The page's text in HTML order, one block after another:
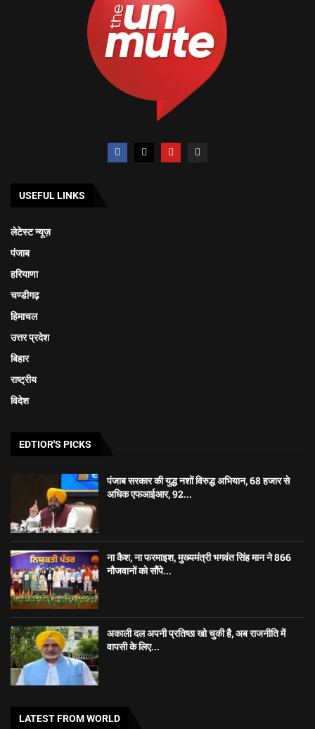
USEFUL LINKS
लेटेस्ट न्यूज़
पंजाब
हरियाणा
चण्डीगढ़
हिमाचल
उत्तर प्रदेश
बिहार
राष्ट्रीय
विदेश
EDTIOR'S PICKS
पंजाब सरकार की युद्ध नशों विरुद्ध अभियान, 68 हजार से
अधिक एफआईआर, 92...
ना कैश, ना फरमाइश, मुख्यमंत्री भगवंत सिंह मान ने 866
नौजवानों को सौंपे...
अकाली दल अपनी प्रतिष्ठा खो चुकी है, अब राजनीति में
वापसी के लिए...
LATEST FROM WORLD